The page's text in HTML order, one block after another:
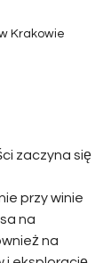
Krakowie
zaczyna się
przy winie
na
na